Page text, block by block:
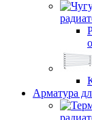
Арматура